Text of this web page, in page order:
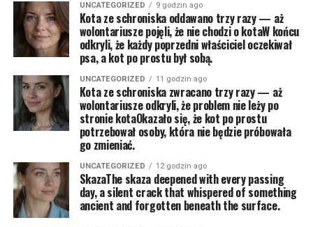
UNCATEGORIZED 9 godzin ago
Kota ze schroniska oddawano trzy razy — aż
wolontariusze pojęli, że nie chodzi o kotaW końcu
odkryli, że każdy poprzedni właściciel oczekiwał
psa, a kot po prostu był sobą.
UNCATEGORIZED 11 godzin ago
Kota ze schroniska zwracano trzy razy — aż
wolontariusze odkryli, że problem nie leży po
stronie kotaOkazało się, że kot po prostu
potrzebował osoby, która nie będzie próbowała
go zmieniać.
UNCATEGORIZED 12 godzin ago
SkazaThe skaza deepened with every passing
day, a silent crack that whispered of something
ancient and forgotten beneath the surface.